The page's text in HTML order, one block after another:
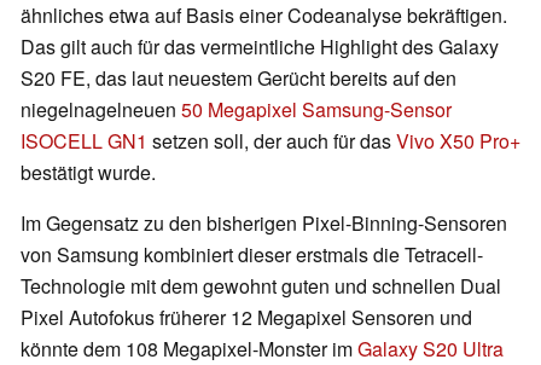
ähnliches etwa auf Basis einer Codeanalyse bekräftigen.
Das gilt auch für das vermeintliche Highlight des Galaxy
S20 FE, das laut neuestem Gerücht bereits auf den
niegelnagelneuen 50 Megapixel Samsung-Sensor
ISOCELL GN1 setzen soll, der auch für dasVivo X50 Pro+
bestätigt wurde.
Im Gegensatz zu den bisherigen Pixel-Binning-Sensoren
von Samsung kombiniert dieser erstmals die Tetracell-
Technologie mit dem gewohnt guten und schnellen Dual
Pixel Autofokus früherer 12 Megapixel Sensoren und
könnte dem 108 Megapixel-Monster imGalaxy S20 Ultra